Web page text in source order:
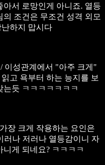
서 로망인게 아니죠. 열등
조건은 무조건 성격 외모
하지 맙시다
이성관계에서 "아주 크게"
고 욕부터 하는 능지를 보
는듯 ㅋㅋㅋㅋㅋㅋㅋ
장 크게 작용하는 요인은
러나 저러나 열등감이니 자
게 되네요? ㅋㅋㅋㅋ